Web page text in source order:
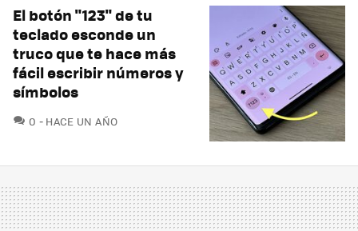
El botón "123" de tu
teclado esconde un
truco que te hace más
fácil escribir números y
símbolos
0 COMENTARIOS
HACE UN AÑO